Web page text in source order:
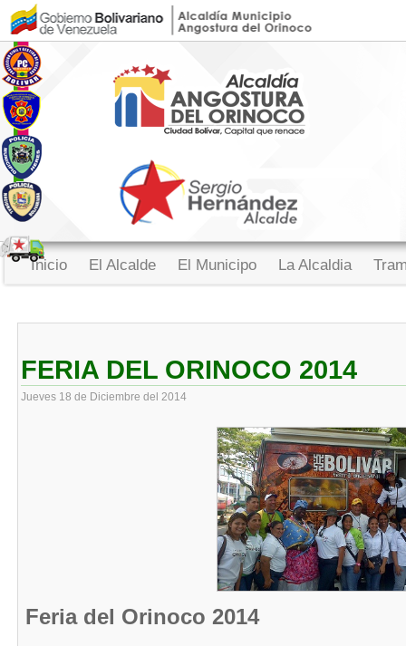
Inicio El Alcalde El Municipo La Alcaldia
FERIA DEL ORINOCO 2014
Jueves 18 de Diciembre del 2014
Feria del Orinoco 2014